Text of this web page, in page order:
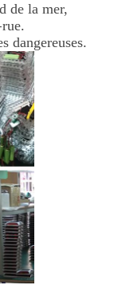
de la mer,
rue.
dangereuses.